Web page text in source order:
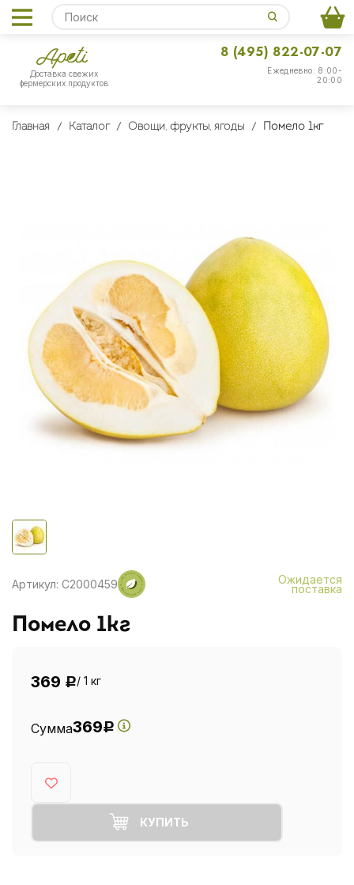
Доставка свежих
фермерских продуктов
Ежедневно: 8:00-
20:00
8 (495) 822-07-07
Главная Каталог Овощи, фрукты, ягоды Помело 1кг
Артикул: C2000459 Ожидается
поставка
Помело 1кг
369 Р/ 1 кг
Сумма369Р
КУПИТЬ